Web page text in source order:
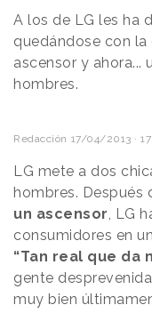
A los de LG les ha
quedándose con la
ascensor y ahora...
hombres.
Redacción 17/04/2013 ·
LG mete a dos
hombres. Después
un ascensor , LG
consumidores en
“Tan real que da
gente
muy bien